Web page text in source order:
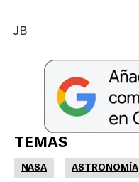
JB
TEMAS
NASA ASTRONOMÍA